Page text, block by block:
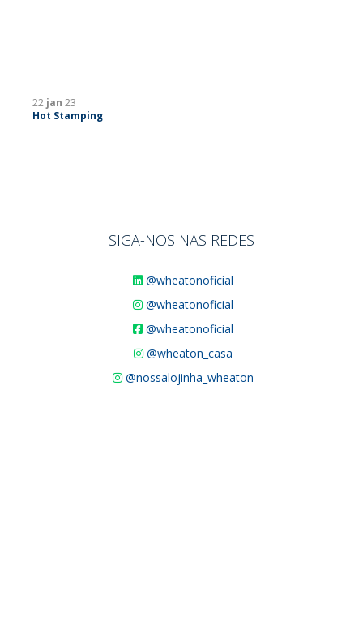
22 jan 23
Hot Stamping
SIGA-NOS NAS REDES
@wheatonoficial
@wheatonoficial
@wheatonoficial
@wheaton_casa
@nossalojinha_wheaton